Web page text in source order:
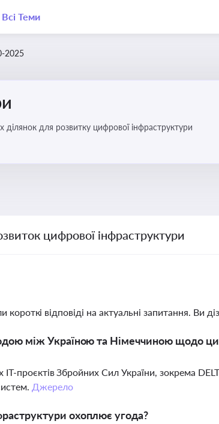
Всі Теми
2025
для розвитку цифрової інфраструктури
цифрової інфраструктури
відповіді на актуальні запитання. Ви
між Україною та Німеччиною щодо
проєктів Збройних Сил України, зокрема
Джерело
охоплює угода?